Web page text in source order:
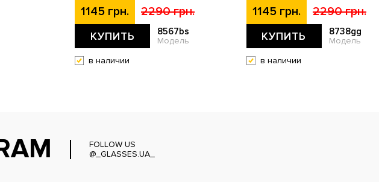
1145 грн. 2290 грн.
КУПИТЬ 8567bs
Модель
в наличии
1145 грн. 2290 грн.
КУПИТЬ 8738gg
Модель
в наличии
FOLLOW US
@_GLASSES.UA_